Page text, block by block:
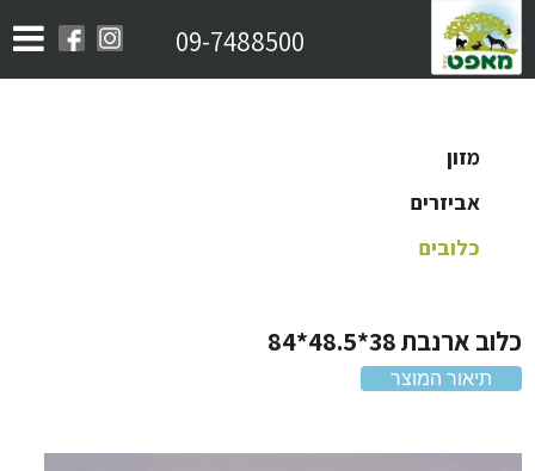
09-7488500
אביזרים
כלובים
38*48.5*84
תיאור המוצר